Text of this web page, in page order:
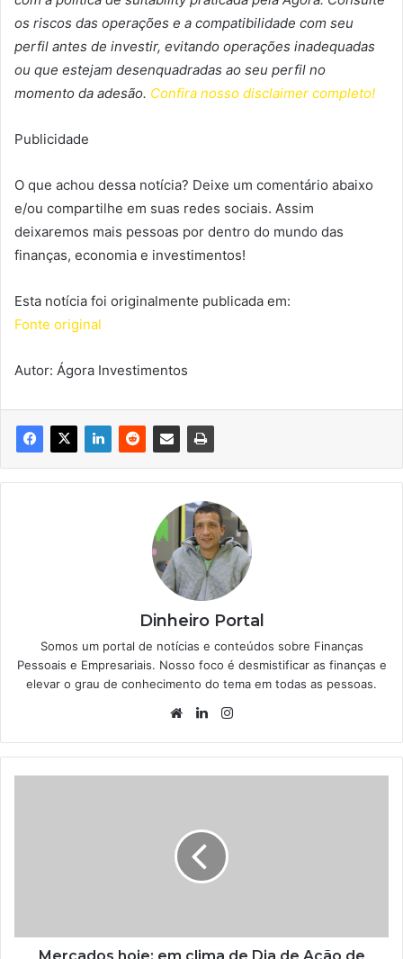
os riscos das operações e a compatibilidade com seu
perfil antes de investir, evitando operações inadequadas
ou que estejam desenquadradas ao seu perfil no
momento da adesão. Confira nosso disclaimer completo!
Publicidade
O que achou dessa notícia? Deixe um comentário abaixo
e/ou compartilhe em suas redes sociais. Assim
deixaremos mais pessoas por dentro do mundo das
finanças, economia e investimentos!
Esta notícia foi originalmente publicada em:
Fonte original
Autor: Ágora Investimentos
Dinheiro Portal
Somos um portal de notícias e conteúdos sobre Finanças
Pessoais e Empresariais. Nosso foco é desmistificar as finanças e
elevar o grau de conhecimento do tema em todas as pessoas.
WebsiteLinkedin